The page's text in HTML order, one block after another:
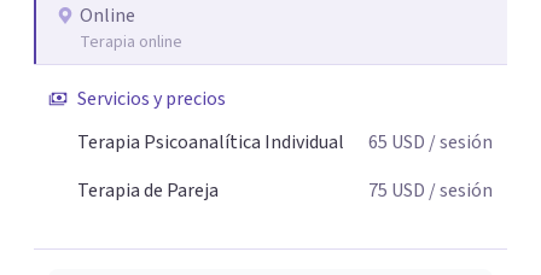
exploran las vivencias que aún condicionan el presente, se
les otorga un nuevo sentido y se transforma su impacto
claridad sobre sí mismos, reducen significativamente su
sufrimiento y alcanzan cambios profundos y duraderos en
Online
Terapia online
Servicios y precios
Terapia Psicoanalítica Individual
65 USD / sesión
Terapia de Pareja
75 USD / sesión